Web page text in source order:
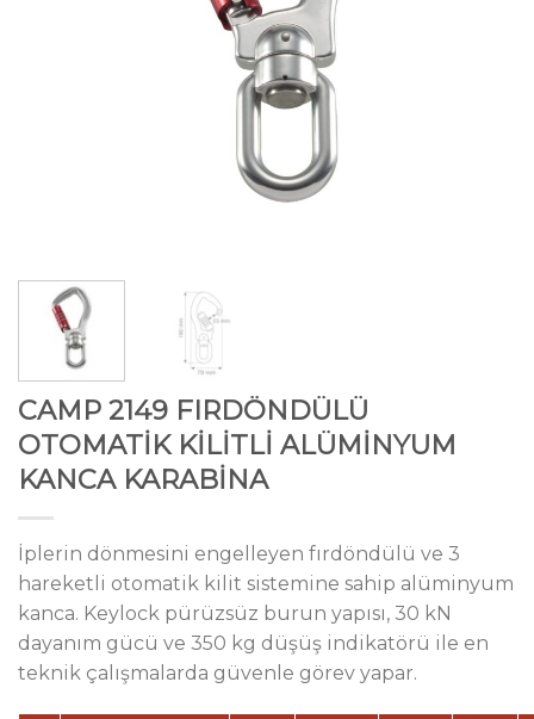
CAMP 2149 FIRDÖNDÜLÜ
OTOMATİK KİLİTLİ ALÜMİNYUM
KANCA KARABİNA
İplerin dönmesini engelleyen fırdöndülü ve 3
hareketli otomatik kilit sistemine sahip alüminyum
kanca. Keylock pürüzsüz burun yapısı, 30 kN
dayanım gücü ve 350 kg düşüş indikatörü ile en
teknik çalışmalarda güvenle görev yapar.